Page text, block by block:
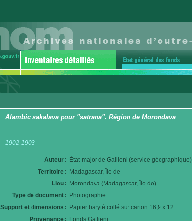
Alambic sakalava pour "satrana". Région de Morondava
1902-1903
Auteur : État-major de Gallieni (service géographique)
Territoire : Madagascar, Île de
Lieu : Morondava (Madagascar, Île de)
Type de document : Photographie
Support et dimensions : Papier baryté collé sur carton 16,9 x 12
Provenance : Fonds Gallieni